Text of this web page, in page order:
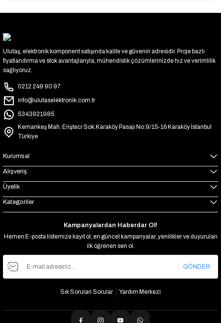
Ulutaş, elektronik komponent satışında kalite ve güvenin adresidir. Proje bazlı
fiyatlandırma ve stok avantajlarıyla, mühendislik çözümlerinizde hız ve verimlilik
sağlıyoruz.
0212 249 90 97
info@ulutaselektronik.com.tr
5343921985
Kemankeş Mah. Erişteci Sok.Karaköy Pasajı No:9/15-16 Karaköy İstanbul
Türkiye
Kurumsal
Alışveriş
Üyelik
Kategoriler
Kampanyalardan Haberdar Ol!
Hemen E-posta listemize kayıt ol, en güncel kampanyalar, yenilikler ve duyuruları
ilk öğrenen sen ol.
GÖNDER
Sık Sorulan Sorular Yardım Merkezi